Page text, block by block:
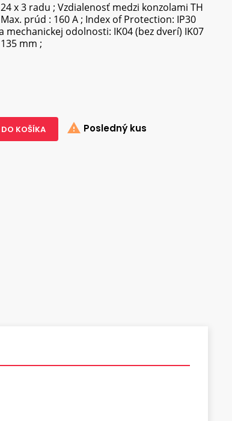
x 3 radu ; Vzdialenosť medzi konzolami TH
prúd : 160 A ; Index of Protection: IP30
mechanickej odolnosti: IK04 (bez dverí) IK07
mm ;
KOŠÍKA  Posledný kus